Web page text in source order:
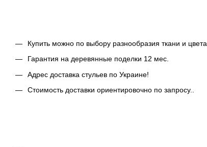
Купить можно по выбору разнообразия ткани и цвета.
Гарантия на деревянные поделки 12 мес.
Адрес доставка стульев по Украине!
Стоимость доставки ориентировочно по запросу..